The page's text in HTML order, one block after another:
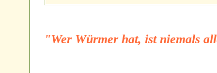
"Wer Würmer hat, ist niemals